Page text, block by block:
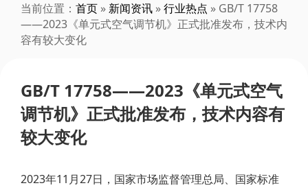
当前位置： 首页 » 新闻资讯 »行业热点 » GB/T 17758
——2023《单元式空气调节机》正式批准发布，技术内
容有较大变化
GB/T 17758——2023《单元式空气
调节机》正式批准发布，技术内容有
较大变化
2023年11月27日，国家市场监督管理总局、国家标准